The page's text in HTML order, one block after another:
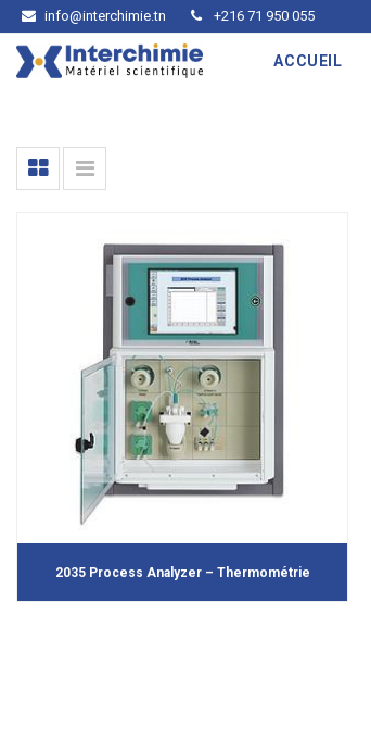
info@interchimie.tn +216 71 950 055
ACCUEIL
2035 Process Analyzer – Thermométrie